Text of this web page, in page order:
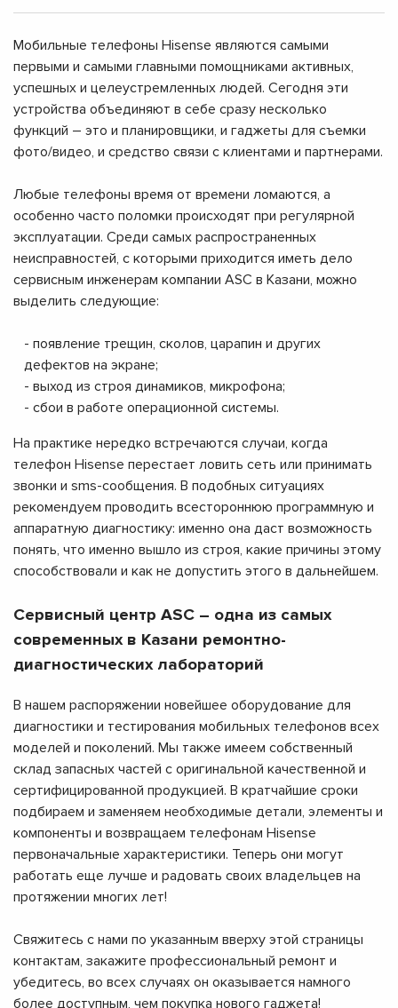
Мобильные телефоны Hisense являются самыми
первыми и самыми главными помощниками активных,
успешных и целеустремленных людей. Сегодня эти
устройства объединяют в себе сразу несколько
функций – это и планировщики, и гаджеты для съемки
фото/видео, и средство связи с клиентами и партнерами.
Любые телефоны время от времени ломаются, а
особенно часто поломки происходят при регулярной
эксплуатации. Среди самых распространенных
неисправностей, с которыми приходится иметь дело
сервисным инженерам компании ASC в Казани, можно
выделить следующие:
- появление трещин, сколов, царапин и других
дефектов на экране;
- выход из строя динамиков, микрофона;
- сбои в работе операционной системы.
На практике нередко встречаются случаи, когда
телефон Hisense перестает ловить сеть или принимать
звонки и sms-сообщения. В подобных ситуациях
рекомендуем проводить всестороннюю программную и
аппаратную диагностику: именно она даст возможность
понять, что именно вышло из строя, какие причины этому
способствовали и как не допустить этого в дальнейшем.
Сервисный центр ASC – одна из самых
современных в Казани ремонтно-
диагностических лабораторий
В нашем распоряжении новейшее оборудование для
диагностики и тестирования мобильных телефонов всех
моделей и поколений. Мы также имеем собственный
склад запасных частей с оригинальной качественной и
сертифицированной продукцией. В кратчайшие сроки
подбираем и заменяем необходимые детали, элементы и
компоненты и возвращаем телефонам Hisense
первоначальные характеристики. Теперь они могут
работать еще лучше и радовать своих владельцев на
протяжении многих лет!
Свяжитесь с нами по указанным вверху этой страницы
контактам, закажите профессиональный ремонт и
убедитесь, во всех случаях он оказывается намного
более доступным, чем покупка нового гаджета!